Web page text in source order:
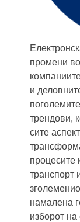
промени
и
трендови,
сите
процесите
транспорт
намалена
изборот